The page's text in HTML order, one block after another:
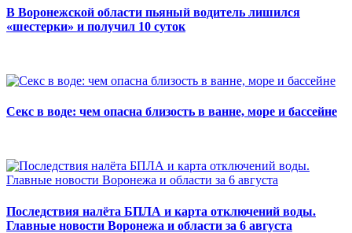
В Воронежской области пьяный водитель лишился
«шестерки» и получил 10 суток
Секс в воде: чем опасна близость в ванне, море и бассейне
Последствия налёта БПЛА и карта отключений воды.
Главные новости Воронежа и области за 6 августа